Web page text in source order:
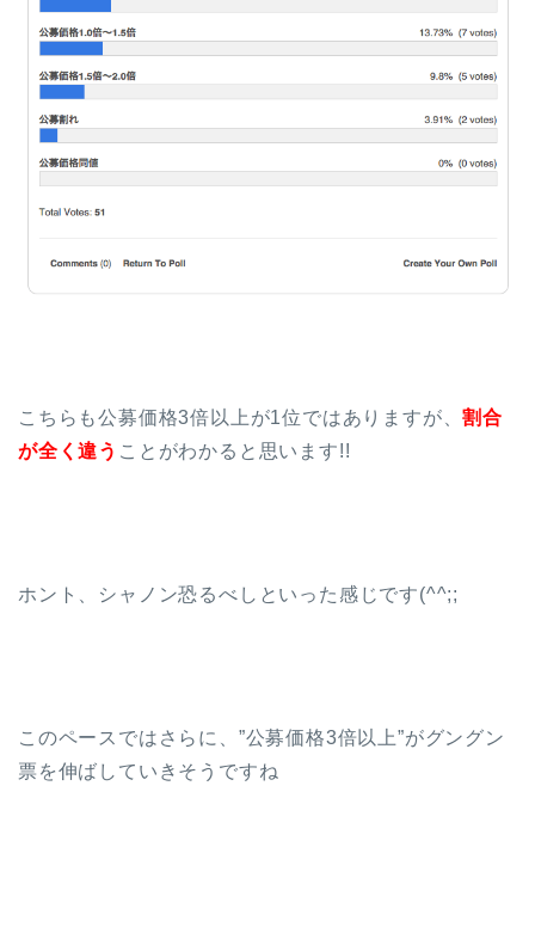
こちらも公募価格3倍以上が1位ではありますが、割合
が全く違う ことがわかると思います!!
ホント、シャノン恐るべしといった感じです(^^;;
このペースではさらに、”公募価格3倍以上”がグングン
票を伸ばしていきそうですね